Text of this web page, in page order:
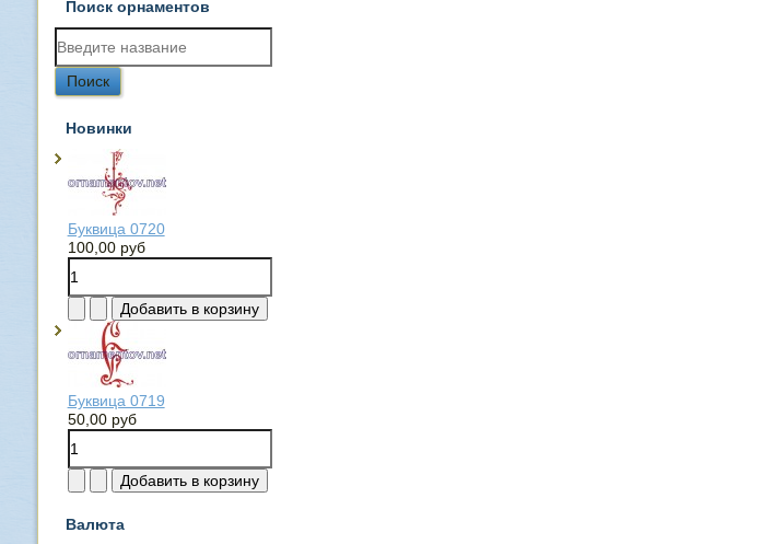
Поиск орнаментов
Новинки
Буквица 0720
100,00 руб
Буквица 0719
50,00 руб
Валюта